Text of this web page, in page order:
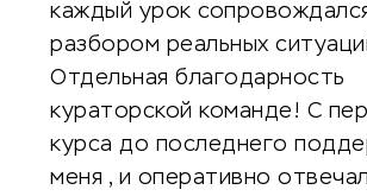
каждый урок
разбором реальных
Отдельная благодарность
кураторской команде! С
курса до последнего
меня , и оперативно